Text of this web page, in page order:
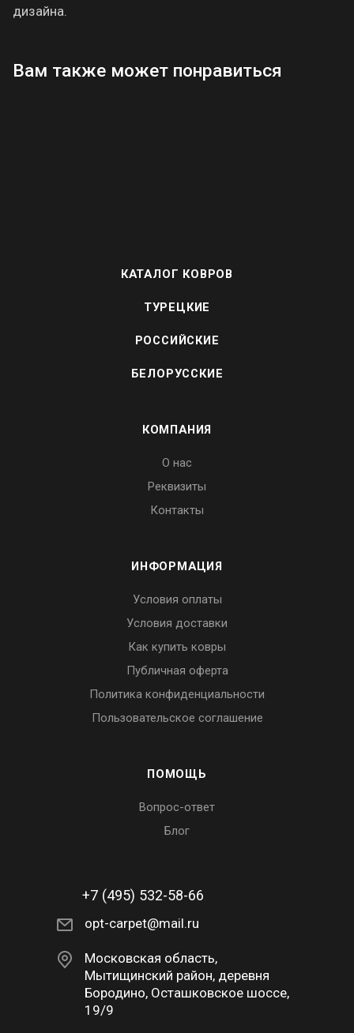
дизайна.
Вам также может понравиться
КАТАЛОГ КОВРОВ
ТУРЕЦКИЕ
РОССИЙСКИЕ
БЕЛОРУССКИЕ
КОМПАНИЯ
О нас
Реквизиты
Контакты
ИНФОРМАЦИЯ
Условия оплаты
Условия доставки
Как купить ковры
Публичная оферта
Политика конфиденциальности
Пользовательское соглашение
ПОМОЩЬ
Вопрос-ответ
Блог
+7 (495) 532-58-66
opt-carpet@mail.ru
Московская область,
Мытищинский район, деревня
Бородино, Осташковское шоссе,
19/9